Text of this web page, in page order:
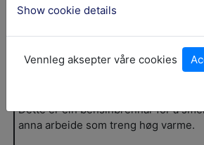
Show cookie details
Vennleg aksepter våre cookies
Type:Bensinbrennar
Nasjonalitet:Tyskland
Oppbevaringsstad:
Dette er ein bensinbrennar for å
anna arbeide som treng høg varme.